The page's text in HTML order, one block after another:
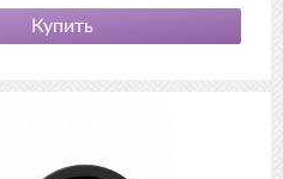
Купить